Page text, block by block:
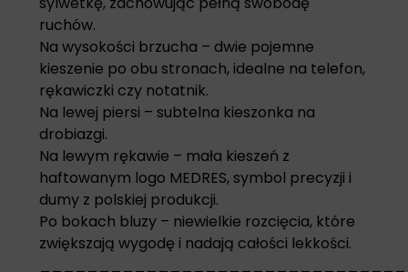
ruchów.
Na wysokości brzucha – dwie pojemne
kieszenie po obu stronach, idealne na telefon,
rękawiczki czy notatnik.
Na lewej piersi – subtelna kieszonka na
drobiazgi.
Na lewym rękawie – mała kieszeń z
haftowanym logo MEDRES, symbol precyzji i
dumy z polskiej produkcji.
Po bokach bluzy – niewielkie rozcięcia, które
zwiększają wygodę i nadają całości lekkości.